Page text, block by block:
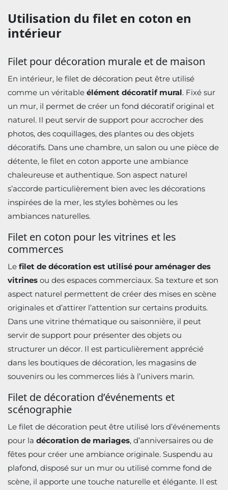
Utilisation du filet en coton en
intérieur
Filet pour décoration murale et de maison
En intérieur, le filet de décoration peut être utilisé
comme un véritable élément décoratif mural. Fixé sur
un mur, il permet de créer un fond décoratif original et
naturel. Il peut servir de support pour accrocher des
photos, des coquillages, des plantes ou des objets
décoratifs. Dans une chambre, un salon ou une pièce de
détente, le filet en coton apporte une ambiance
chaleureuse et authentique. Son aspect naturel
s’accorde particulièrement bien avec les décorations
inspirées de la mer, les styles bohèmes ou les
ambiances naturelles.
Filet en coton pour les vitrines et les
commerces
Le filet de décoration est utilisé pour aménager des
vitrines ou des espaces commerciaux. Sa texture et son
aspect naturel permettent de créer des mises en scène
originales et d’attirer l’attention sur certains produits.
Dans une vitrine thématique ou saisonnière, il peut
servir de support pour présenter des objets ou
structurer un décor. Il est particulièrement apprécié
dans les boutiques de décoration, les magasins de
souvenirs ou les commerces liés à l’univers marin.
Filet de décoration d’événements et
scénographie
Le filet de décoration peut être utilisé lors d’événements
pour la décoration de mariages, d’anniversaires ou de
fêtes pour créer une ambiance originale. Suspendu au
plafond, disposé sur un mur ou utilisé comme fond de
scène, il apporte une touche naturelle et élégante. Il est